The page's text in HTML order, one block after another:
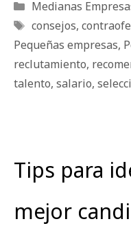
Categorías
Medianas
Etiquetas
consejos,
Pequeñas empresas,
reclutamiento,
talento, salario,
Tips para
mejor